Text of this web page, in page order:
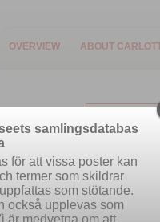
OVERVIEW ABOUT
Advanced search
samlingsdatabas
för att vissa poster kan
termer som skildrar
som stötande.
också upplevas som